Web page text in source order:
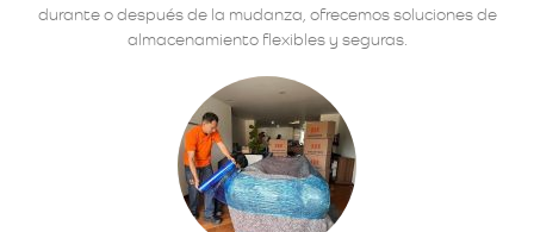
durante o después de la mudanza, ofrecemos soluciones de
almacenamiento flexibles y seguras.